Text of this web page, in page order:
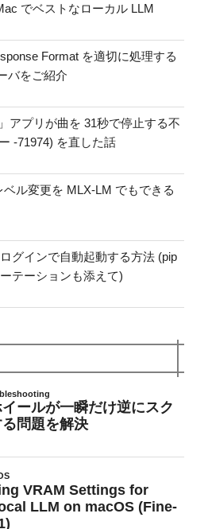
でベストなローカル LLM
Format を適切に処理する
バをご紹介
アプリが曲を 31秒で停止する不
-71974) を直した話
ル変更を MLX-LM でもできる
グインで自動起動する方法 (pip
テーションも添えて)